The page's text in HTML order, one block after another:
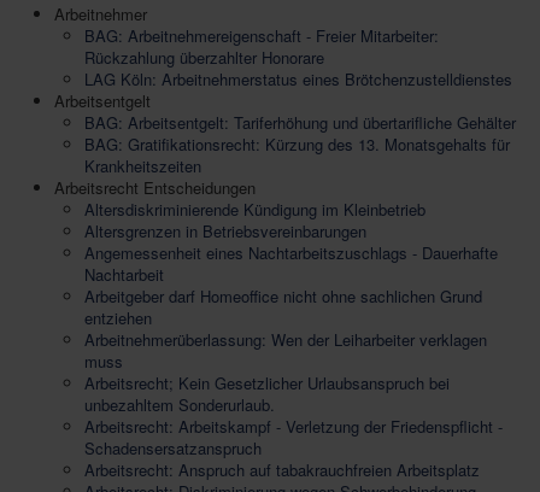
Arbeitnehmer
BAG: Arbeitnehmereigenschaft - Freier Mitarbeiter:
Rückzahlung überzahlter Honorare
LAG Köln: Arbeitnehmerstatus eines Brötchenzustelldienstes
Arbeitsentgelt
BAG: Arbeitsentgelt: Tariferhöhung und übertarifliche Gehälter
BAG: Gratifikationsrecht: Kürzung des 13. Monatsgehalts für
Krankheitszeiten
Arbeitsrecht Entscheidungen
Altersdiskriminierende Kündigung im Kleinbetrieb
Altersgrenzen in Betriebsvereinbarungen
Angemessenheit eines Nachtarbeitszuschlags - Dauerhafte
Nachtarbeit
Arbeitgeber darf Homeoffice nicht ohne sachlichen Grund
entziehen
Arbeitnehmerüberlassung: Wen der Leiharbeiter verklagen
muss
Arbeitsrecht; Kein Gesetzlicher Urlaubsanspruch bei
unbezahltem Sonderurlaub.
Arbeitsrecht: Arbeitskampf - Verletzung der Friedenspflicht -
Schadensersatzanspruch
Arbeitsrecht: Anspruch auf tabakrauchfreien Arbeitsplatz